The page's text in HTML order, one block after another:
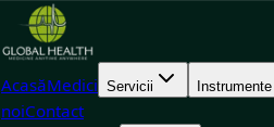
AcasăMedici Servicii Instrumente
noiContact